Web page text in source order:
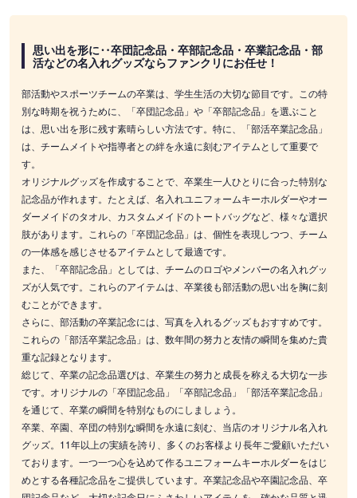
思い出を形に‥卒団記念品・卒部記念品・卒業記念品・部
活などの名入れグッズならファンクリにお任せ！
部活動やスポーツチームの卒業は、学生生活の大切な節目です。この特
別な時期を祝うために、「卒団記念品」や「卒部記念品」を選ぶこと
は、思い出を形に残す素晴らしい方法です。特に、「部活卒業記念品」
は、チームメイトや指導者との絆を永遠に刻むアイテムとして重要で
す。
オリジナルグッズを作成することで、卒業生一人ひとりに合った特別な
記念品が作れます。たとえば、名入れユニフォームキーホルダーやオー
ダーメイドのタオル、カスタムメイドのトートバッグなど、様々な選択
肢があります。これらの「卒団記念品」は、個性を表現しつつ、チーム
の一体感を感じさせるアイテムとして最適です。
また、「卒部記念品」としては、チームのロゴやメンバーの名入れグッ
ズが人気です。これらのアイテムは、卒業後も部活動の思い出を胸に刻
むことができます。
さらに、部活動の卒業記念には、写真を入れるグッズもおすすめです。
これらの「部活卒業記念品」は、数年間の努力と友情の瞬間を集めた貴
重な記録となります。
総じて、卒業の記念品選びは、卒業生の努力と成長を称える大切な一歩
です。オリジナルの「卒団記念品」「卒部記念品」「部活卒業記念品」
を通じて、卒業の瞬間を特別なものにしましょう。
卒業、卒園、卒団の特別な瞬間を永遠に刻む、当店のオリジナル名入れ
グッズ。11年以上の実績を誇り、多くのお客様より長年ご愛顧いただい
ております。一つ一つ心を込めて作るユニフォームキーホルダーをはじ
めとする各種記念品をご提供しています。卒業記念品や卒園記念品、卒